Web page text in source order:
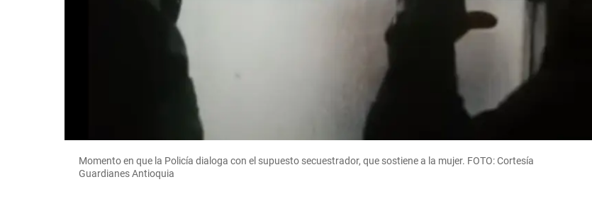
Momento en que la Policía dialoga con el supuesto secuestrador, que sostiene a la mujer. FOTO: Cortesía
Guardianes Antioquia